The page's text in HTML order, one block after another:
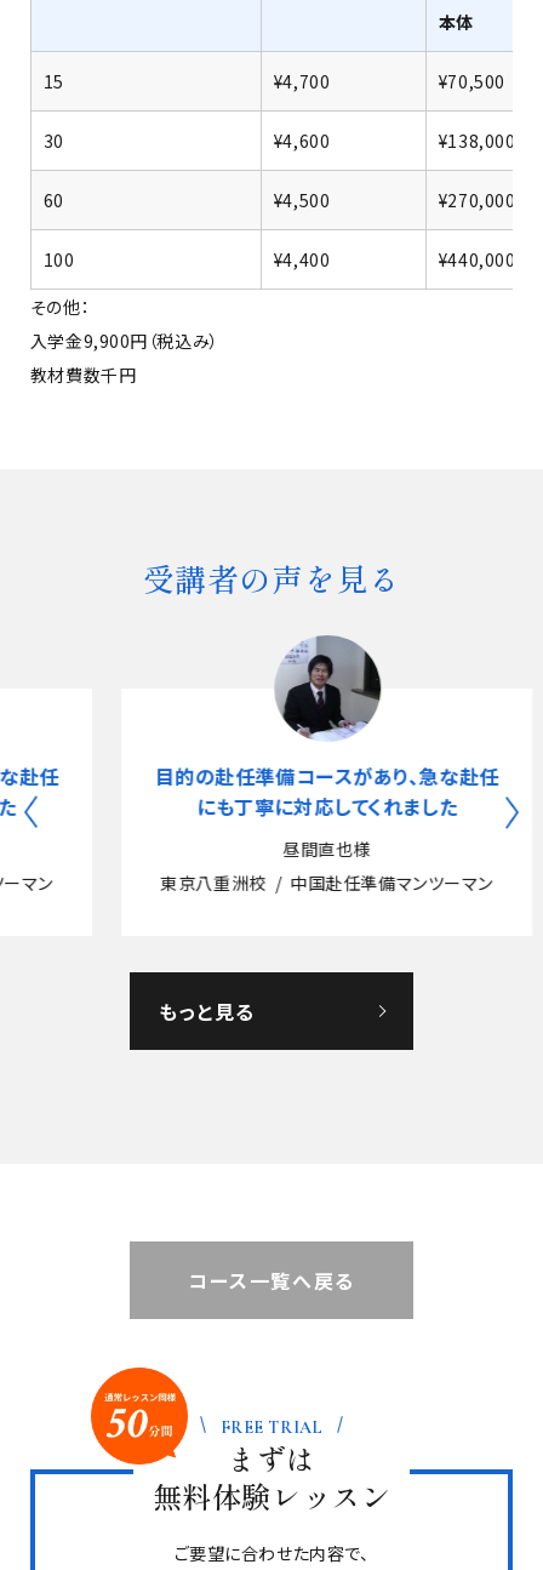
本体
15 ¥4,700 ¥70,500
30 ¥4,600 ¥138,000
60 ¥4,500 ¥270,000
100 ¥4,400
¥440,000
その他：
入学金9,900円（税込み）
教材費数千円
受講者の声を見る
目的の赴任準備コースがあり、急な赴任
にも丁寧に対応してくれました
昼間直也様
東京八重洲校
中国赴任準備マンツーマン
もっと見る
コース一覧へ戻る
FREE TRIAL
まずは
無料体験レッスン
ご要望に合わせた内容で、